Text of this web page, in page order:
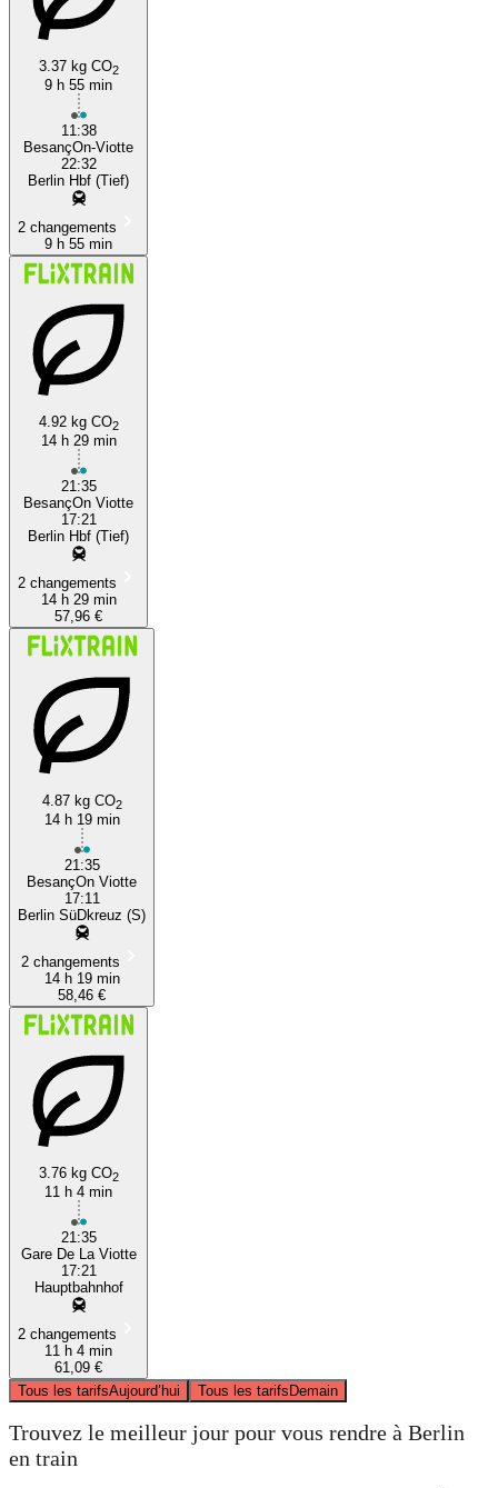
3.37 kg CO2
9 h 55 min
11:38
BesançOn-Viotte
22:32
Berlin Hbf (Tief)
2 changements
9 h 55 min
4.92 kg CO2
14 h 29 min
21:35
BesançOn Viotte
17:21
Berlin Hbf (Tief)
2 changements
14 h 29 min
57,96 €
4.87 kg CO2
14 h 19 min
21:35
BesançOn Viotte
17:11
Berlin SüDkreuz (S)
2 changements
14 h 19 min
58,46 €
3.76 kg CO2
11 h 4 min
21:35
Gare De La Viotte
17:21
Hauptbahnhof
2 changements
11 h 4 min
61,09 €
Tous les tarifsAujourd’hui Tous les tarifsDemain
Trouvez le meilleur jour pour vous rendre à Berlin
en train